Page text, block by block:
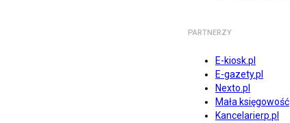
PARTNERZY
E-kiosk.pl
E-gazety.pl
Nexto.pl
Mała księgowość
Kancelarierp.pl